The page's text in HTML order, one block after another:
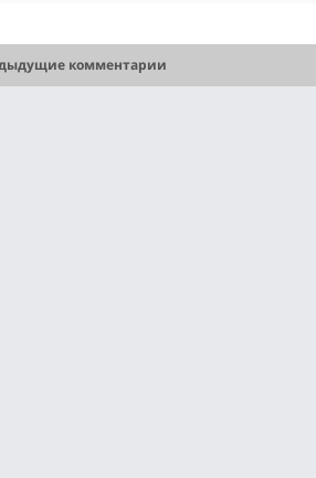
комментарии